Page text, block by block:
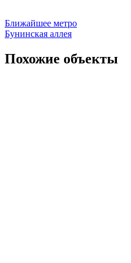
Ближайшее метро
Бунинская аллея
Похожие объекты